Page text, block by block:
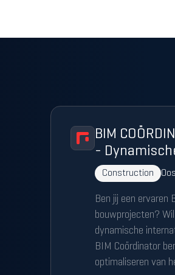
BIM
-
Construction
Ben jij een ervaren
bouwprojecten?
dynamische
BIM Coördinator
optimaliseren van